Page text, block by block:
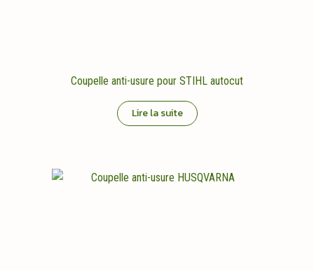
Coupelle anti-usure pour STIHL autocut
Lire la suite